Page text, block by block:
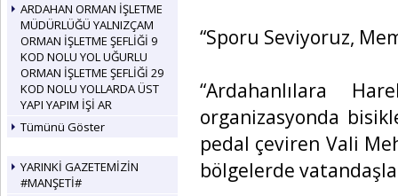
ARDAHAN ORMAN İŞLETME
MÜDÜRLÜĞÜ YALNIZÇAM
ORMAN İŞLETME ŞEFLİĞİ 9
KOD NOLU YOL UĞURLU
ORMAN İŞLETME ŞEFLİĞİ 29
KOD NOLU YOLLARDA ÜST
YAPI YAPIM İŞİ AR
Tümünü Göster
YARINKİ GAZETEMİZİN
#MANŞETİ#
“Sporu Seviyoruz,
“Ardahanlılara
organizasyonda
pedal çeviren Vali
bölgelerde